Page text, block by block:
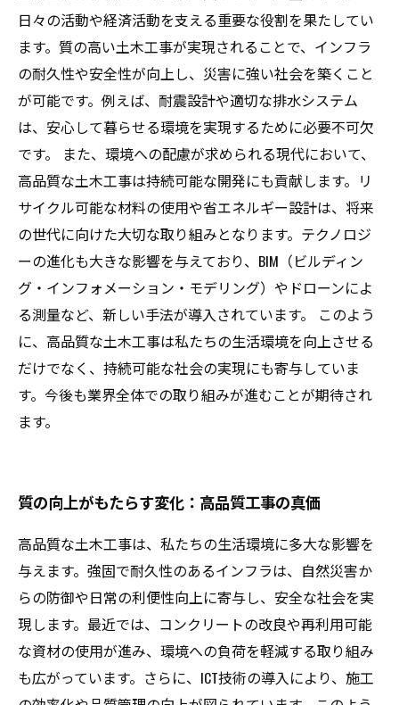
総括：土木工事の未来を見据えて私たちができ
ること
日々の活動や経済活動を支える重要な役割を果たしてい
ます。質の高い土木工事が実現されることで、インフラ
の耐久性や安全性が向上し、災害に強い社会を築くこと
が可能です。例えば、耐震設計や適切な排水システム
は、安心して暮らせる環境を実現するために必要不可欠
です。 また、環境への配慮が求められる現代において、
高品質な土木工事は持続可能な開発にも貢献します。リ
サイクル可能な材料の使用や省エネルギー設計は、将来
の世代に向けた大切な取り組みとなります。テクノロジ
ーの進化も大きな影響を与えており、BIM（ビルディン
グ・インフォメーション・モデリング）やドローンによ
る測量など、新しい手法が導入されています。 このよう
に、高品質な土木工事は私たちの生活環境を向上させる
だけでなく、持続可能な社会の実現にも寄与していま
す。今後も業界全体での取り組みが進むことが期待され
ます。
質の向上がもたらす変化：高品質工事の真価
高品質な土木工事は、私たちの生活環境に多大な影響を
与えます。強固で耐久性のあるインフラは、自然災害か
らの防御や日常の利便性向上に寄与し、安全な社会を実
現します。最近では、コンクリートの改良や再利用可能
な資材の使用が進み、環境への負荷を軽減する取り組み
も広がっています。さらに、ICT技術の導入により、施工